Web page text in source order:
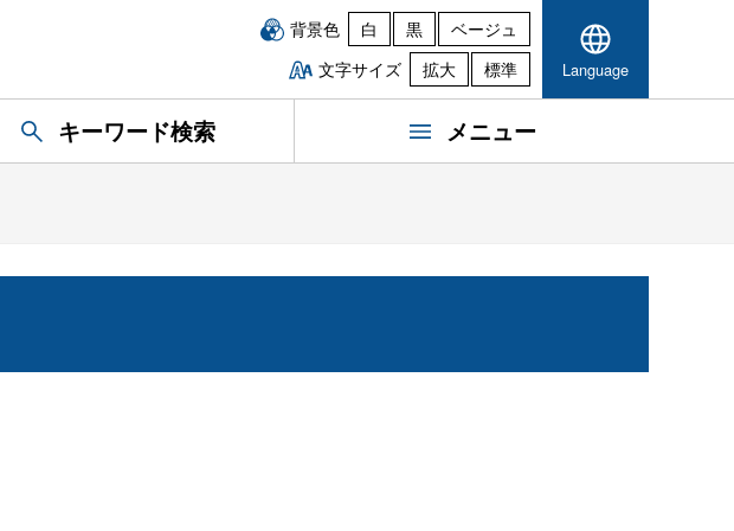
背景色 白 黒
ベージュ
文字サイズ
拡大 標準 Language
キーワード検索 メニュー